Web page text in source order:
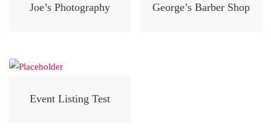
Joe’s Photography George’s Barber Shop
Event Listing Test